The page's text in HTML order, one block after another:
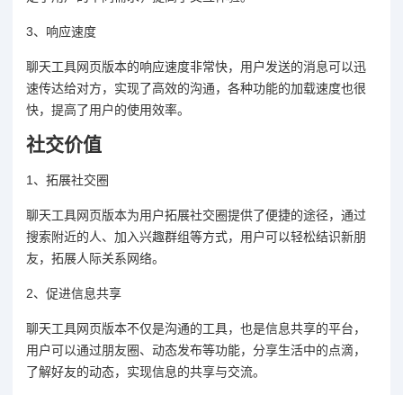
3、响应速度
聊天工具网页版本的响应速度非常快，用户发送的消息可以迅
速传达给对方，实现了高效的沟通，各种功能的加载速度也很
快，提高了用户的使用效率。
社交价值
1、拓展社交圈
聊天工具网页版本为用户拓展社交圈提供了便捷的途径，通过
搜索附近的人、加入兴趣群组等方式，用户可以轻松结识新朋
友，拓展人际关系网络。
2、促进信息共享
聊天工具网页版本不仅是沟通的工具，也是信息共享的平台，
用户可以通过朋友圈、动态发布等功能，分享生活中的点滴，
了解好友的动态，实现信息的共享与交流。